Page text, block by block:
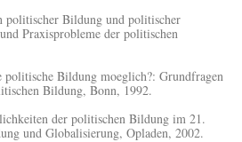
politischer Bildung und politischer
Praxisprobleme der politischen
politische Bildung moeglich?: Grundfragen
Bildung, Bonn, 1992.
der politischen Bildung im 21.
und Globalisierung, Opladen, 2002.